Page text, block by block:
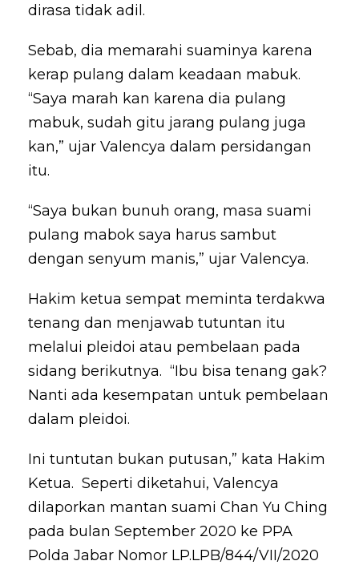
dirasa tidak adil.
Sebab, dia memarahi suaminya karena
kerap pulang dalam keadaan mabuk.
“Saya marah kan karena dia pulang
mabuk, sudah gitu jarang pulang juga
kan,” ujar Valencya dalam persidangan
itu.
“Saya bukan bunuh orang, masa suami
pulang mabok saya harus sambut
dengan senyum manis,” ujar Valencya.
Hakim ketua sempat meminta terdakwa
tenang dan menjawab tutuntan itu
melalui pleidoi atau pembelaan pada
sidang berikutnya. “Ibu bisa tenang gak?
Nanti ada kesempatan untuk pembelaan
dalam pleidoi.
Ini tuntutan bukan putusan,” kata Hakim
Ketua. Seperti diketahui, Valencya
dilaporkan mantan suami Chan Yu Ching
pada bulan September 2020 ke PPA
Polda Jabar Nomor LP.LPB/844/VII/2020